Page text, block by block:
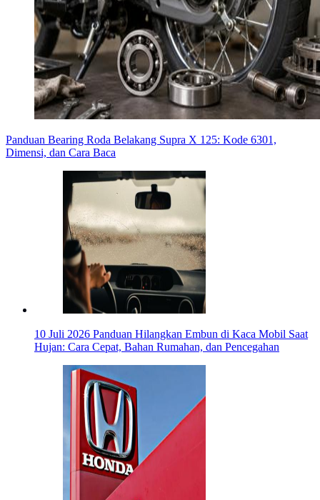
Panduan Bearing Roda Belakang Supra X 125: Kode 6301,
Dimensi, dan Cara Baca
10 Juli 2026 Panduan Hilangkan Embun di Kaca Mobil Saat
Hujan: Cara Cepat, Bahan Rumahan, dan Pencegahan